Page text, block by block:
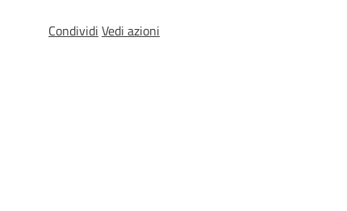
Condividi Vedi azioni